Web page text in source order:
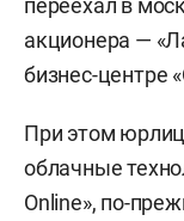
акционера —
бизнес-центре
При этом
облачные
Online», по-